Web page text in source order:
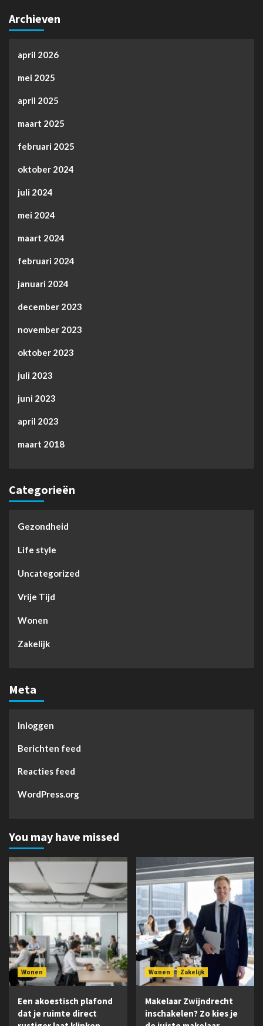
Archieven
april 2026
mei 2025
april 2025
maart 2025
februari 2025
oktober 2024
juli 2024
mei 2024
maart 2024
februari 2024
januari 2024
december 2023
november 2023
oktober 2023
juli 2023
juni 2023
april 2023
maart 2018
Categorieën
Gezondheid
Life style
Uncategorized
Vrije Tijd
Wonen
Zakelijk
Meta
Inloggen
Berichten feed
Reacties feed
WordPress.org
You may have missed
Wonen
Een akoestisch plafond
dat je ruimte direct
Wonen Zakelijk
Makelaar Zwijndrecht
inschakelen? Zo kies je